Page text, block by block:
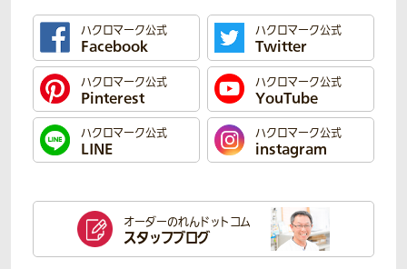
ハクロマーク公式
Facebook
ハクロマーク公式
Twitter
ハクロマーク公式
Pinterest
ハクロマーク公式
YouTube
ハクロマーク公式
LINE
ハクロマーク公式
instagram
オーダーのれんドットコム
スタッフブログ